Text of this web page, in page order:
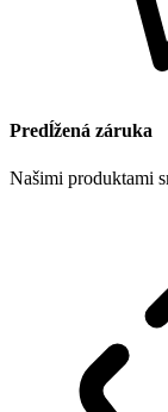
Predĺžená záruka
Našimi produktami